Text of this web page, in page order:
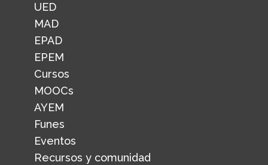
UED
MAD
EPAD
EPEM
Cursos
MOOCs
AYEM
Funes
Eventos
Recursos y comunidad